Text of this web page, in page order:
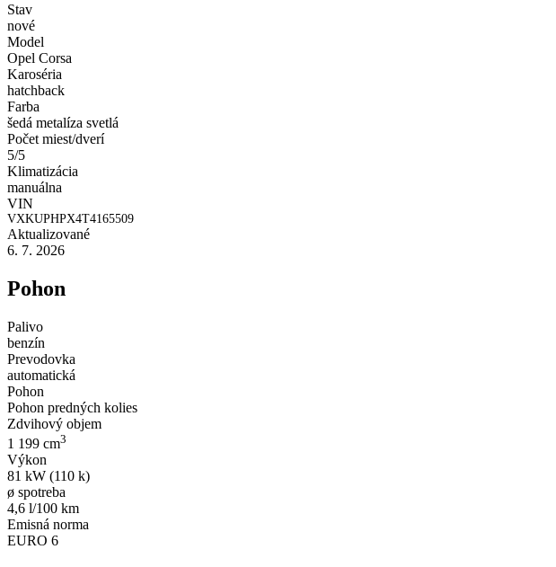
Stav
nové
Model
Opel Corsa
Karoséria
hatchback
Farba
šedá metalíza svetlá
Počet miest/dverí
5/5
Klimatizácia
manuálna
VIN
VXKUPHPX4T4165509
Aktualizované
6. 7. 2026
Pohon
Palivo
benzín
Prevodovka
automatická
Pohon
Pohon predných kolies
Zdvihový objem
1 199 cm3
Výkon
81 kW (110 k)
ø spotreba
4,6 l/100 km
Emisná norma
EURO 6